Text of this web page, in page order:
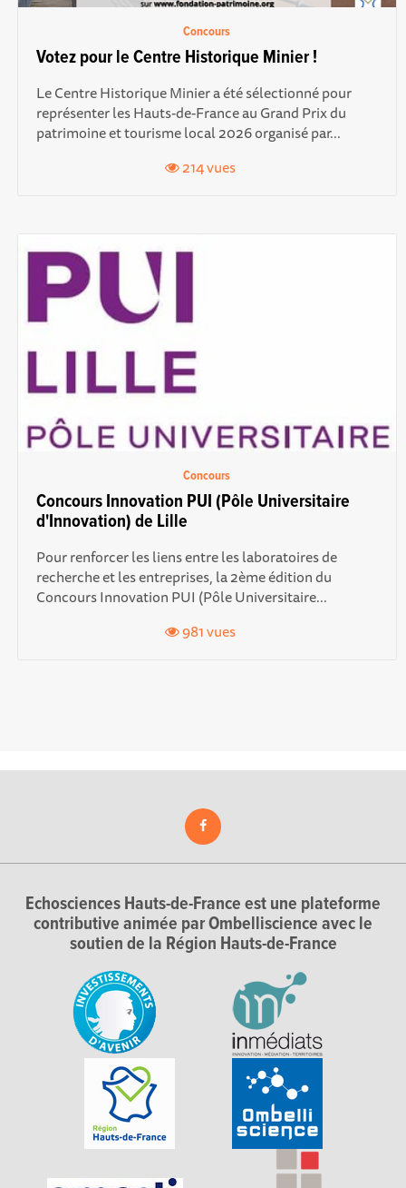
Concours
Votez pour le Centre Historique Minier !
Le Centre Historique Minier a été sélectionné pour
représenter les Hauts-de-France au Grand Prix du
patrimoine et tourisme local 2026 organisé par...
214 vues
Concours
Concours Innovation PUI (Pôle Universitaire
d'Innovation) de Lille
Pour renforcer les liens entre les laboratoires de
recherche et les entreprises, la 2ème édition du
Concours Innovation PUI (Pôle Universitaire...
981 vues
Echosciences Hauts-de-France est une plateforme
contributive animée par Ombelliscience avec le
soutien de la Région Hauts-de-France